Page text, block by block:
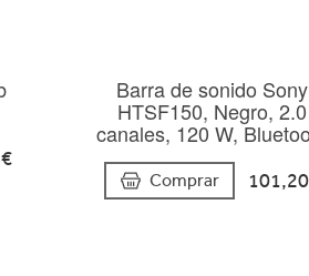
Barra de sonido Sony
HTSF150, Negro, 2.0
canales, 120 W,
Comprar